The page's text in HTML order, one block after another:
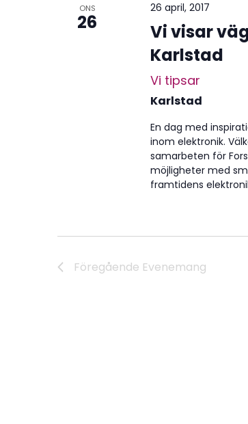
ONS
26
26 april, 2017
Vi visar
Karlstad
Vi tipsar
Karlstad
En dag med
inom elektronik.
samarbeten för
möjligheter med
framtidens
Föregående Evenemang